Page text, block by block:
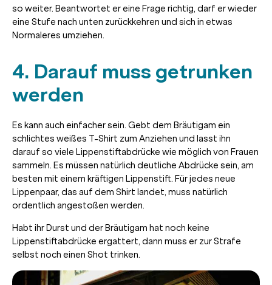
so weiter. Beantwortet er eine Frage richtig, darf er wieder
eine Stufe nach unten zurückkehren und sich in etwas
Normaleres umziehen.
4. Darauf muss getrunken
werden
Es kann auch einfacher sein. Gebt dem Bräutigam ein
schlichtes weißes T-Shirt zum Anziehen und lasst ihn
darauf so viele Lippenstiftabdrücke wie möglich von Frauen
sammeln. Es müssen natürlich deutliche Abdrücke sein, am
besten mit einem kräftigen Lippenstift. Für jedes neue
Lippenpaar, das auf dem Shirt landet, muss natürlich
ordentlich angestoßen werden.
Habt ihr Durst und der Bräutigam hat noch keine
Lippenstiftabdrücke ergattert, dann muss er zur Strafe
selbst noch einen Shot trinken.